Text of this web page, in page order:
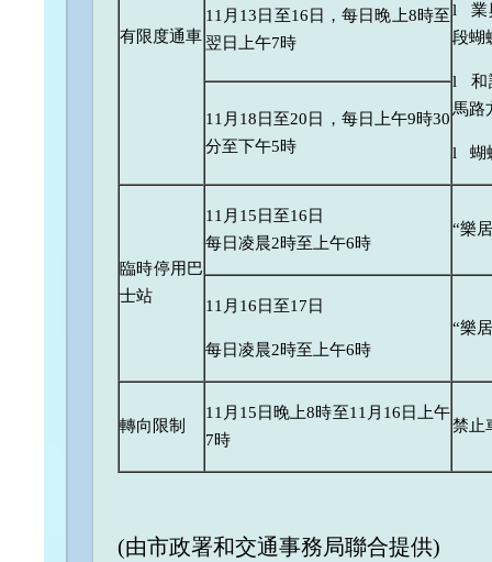
有限度通車
11月13日至16日，每日晚上8時至
翌日上午7時
l 業
段蝴
l 和
馬路
l 蝴
11月18日至20日，每日上午9時30
分至下午5時
臨時停用巴
士站
11月15日至16日
每日凌晨2時至上午6時
“樂
11月16日至17日
每日凌晨2時至上午6時
“樂
轉向限制
11月15日晚上8時至11月16日上午
7時
禁止
(由市政署和交通事務局聯合提供)